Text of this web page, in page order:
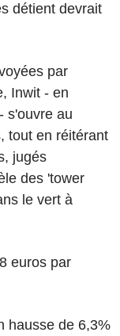
détient devrait
par
Inwit - en
s'ouvre au
tout en réitérant
jugés
des 'tower
le vert à
euros par
hausse de 6,3%